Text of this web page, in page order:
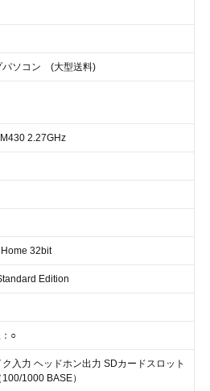
パソコン (大型送料)
2.27GHz
32bit
Edition
○
入力 ヘッドホン出力 SDカードスロット
1000 BASE）